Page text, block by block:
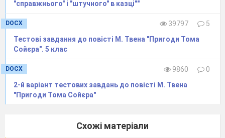
2. Другий етап подорожі
Індивідуальне завдання (виконують двоє учнів окремо).
- Заповніть порожні місця у таблиці (завдання
додаються, нижче подається зразок заповненої таблиці).
чудовий
Що бачать?
Глибокі озера,
бідні рибалки
"справжнього" і "штучного" в казці""
DOCX 39797
5
Тестові завдання до повісті М. Твена "Пригоди Тома
Сойєра". 5 клас
DOCX 9860
0
2-й варіант тестових завдань до повісті М. Твена
"Пригоди Тома Сойєра"
Схожі матеріали